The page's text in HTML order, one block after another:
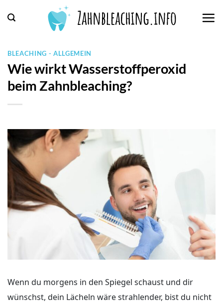
Inhalt
BLEACHING - ALLGEMEIN
Wie wirkt Wasserstoffperoxid
beim Zahnbleaching?
Wenn du morgens in den Spiegel schaust und dir
wünschst, dein Lächeln wäre strahlender, bist du nicht